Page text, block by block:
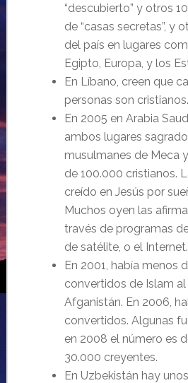
“descubierto” y otros
de “casas secretas”, y
del país en lugares
Egipto, Europa, y los
En Líbano, creen que
personas son
En 2005 en Arabia
ambos lugares
musulmanes de Meca
de 100.000 cristianos.
creído en Jesús por
Muchos oyen las
través de programas
de satélite, o el Internet.
En 2001, había menos
convertidos de Islam
Afganistán. En 2006,
convertidos. Algunas
en 2008 el número es
30.000 creyentes.
En Uzbekistán hay